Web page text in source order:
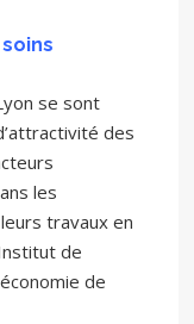
se sont
des
les
travaux en
de
de